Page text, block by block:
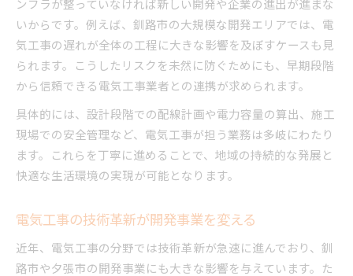
ンフラが整っていなければ新しい開発や企業の進出が進まな
いからです。例えば、釧路市の大規模な開発エリアでは、電
気工事の遅れが全体の工程に大きな影響を及ぼすケースも見
られます。こうしたリスクを未然に防ぐためにも、早期段階
から信頼できる電気工事業者との連携が求められます。
具体的には、設計段階での配線計画や電力容量の算出、施工
現場での安全管理など、電気工事が担う業務は多岐にわたり
ます。これらを丁寧に進めることで、地域の持続的な発展と
快適な生活環境の実現が可能となります。
電気工事の技術革新が開発事業を変える
近年、電気工事の分野では技術革新が急速に進んでおり、釧
路市や夕張市の開発事業にも大きな影響を与えています。た